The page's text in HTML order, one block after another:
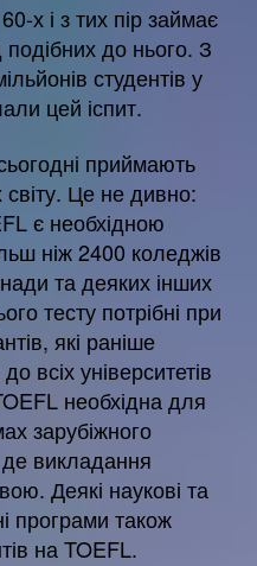
х і з тих пір займає
до нього. З
студентів у
цей іспит.
приймають
світу. Це не дивно:
є необхідною
ніж 2400 коледжів
та деяких інших
тесту потрібні при
які раніше
всіх університетів
необхідна для
зарубіжного
викладання
Деякі наукові та
програми також
на TOEFL.